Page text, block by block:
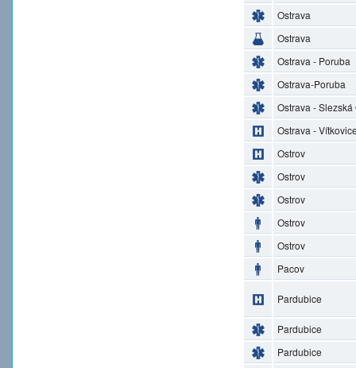
Ostrava
Ostrava
Ostrava - Poruba
Ostrava-Poruba
Ostrava - Slezská
Ostrava -
Ostrov
Ostrov
Ostrov
Ostrov
Ostrov
Pacov
Pardubice
Pardubice
Pardubice